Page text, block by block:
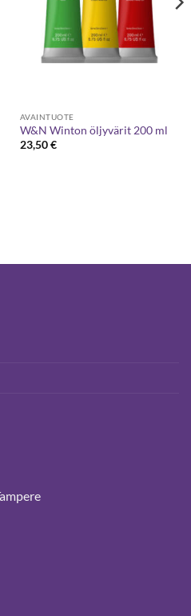
AVAINTUOTE
W&N Winton öljyvärit 200 ml
23,50€